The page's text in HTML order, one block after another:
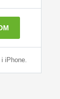
iPhone.